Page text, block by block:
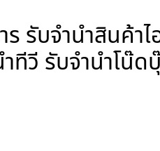
รับจำนำสินค้า
วี รับจำนำโน๊ด